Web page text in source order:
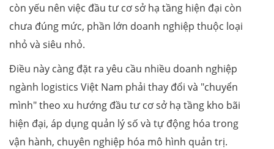
còn yếu nên việc đầu tư cơ sở hạ tầng hiện đại còn
chưa đúng mức, phần lớn doanh nghiệp thuộc loại
nhỏ và siêu nhỏ.
Điều này càng đặt ra yêu cầu nhiều doanh nghiệp
ngành logistics Việt Nam phải thay đổi và "chuyển
mình" theo xu hướng đầu tư cơ sở hạ tầng kho bãi
hiện đại, áp dụng quản lý số và tự động hóa trong
vận hành, chuyên nghiệp hóa mô hình quản trị.